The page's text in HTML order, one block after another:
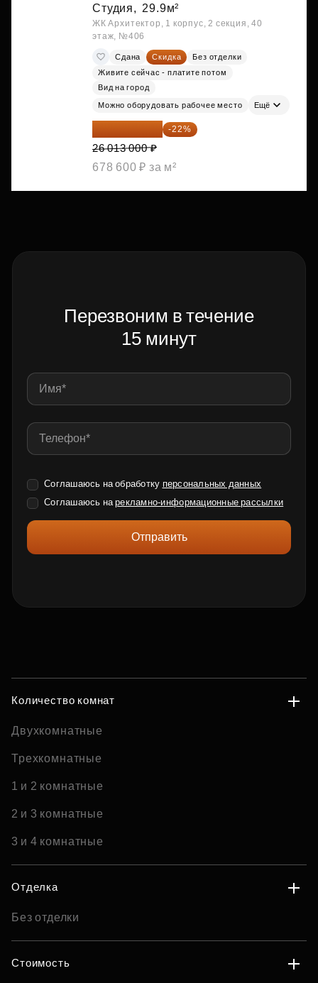
Студия, 29.9м²
ЖК Архитектор, 1 корпус, 2 секция, 40
этаж, №406
Сдана Скидка
Без отделки
Живите сейчас - платите потом
Вид на город
Можно оборудовать рабочее место Ещё
20 290 140 ₽ -22%
26 013 000 ₽
678 600 ₽ за м²
Перезвоним в течение
15 минут
Соглашаюсь на обработку персональных данных
Соглашаюсь нарекламно-информационные рассылки
Отправить
Количество комнат
Двухкомнатные
Трехкомнатные
1 и 2 комнатные
2 и 3 комнатные
3 и 4 комнатные
Отделка
Без отделки
Стоимость